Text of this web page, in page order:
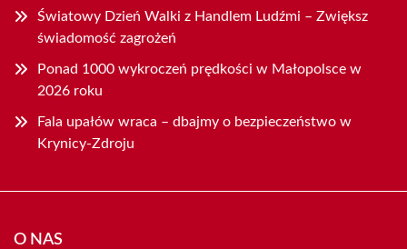
Światowy Dzień Walki z Handlem Ludźmi – Zwiększ
świadomość zagrożeń
Ponad 1000 wykroczeń prędkości w Małopolsce w
2026 roku
Fala upałów wraca – dbajmy o bezpieczeństwo w
Krynicy-Zdroju
O NAS